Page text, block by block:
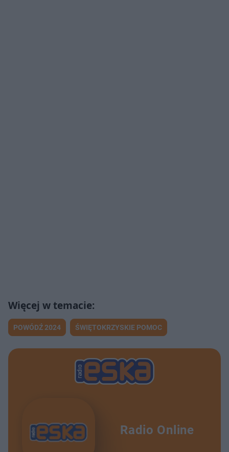
POWÓDŹ 2024 ŚWIĘTOKRZYSKIE POMOC
Radio Online